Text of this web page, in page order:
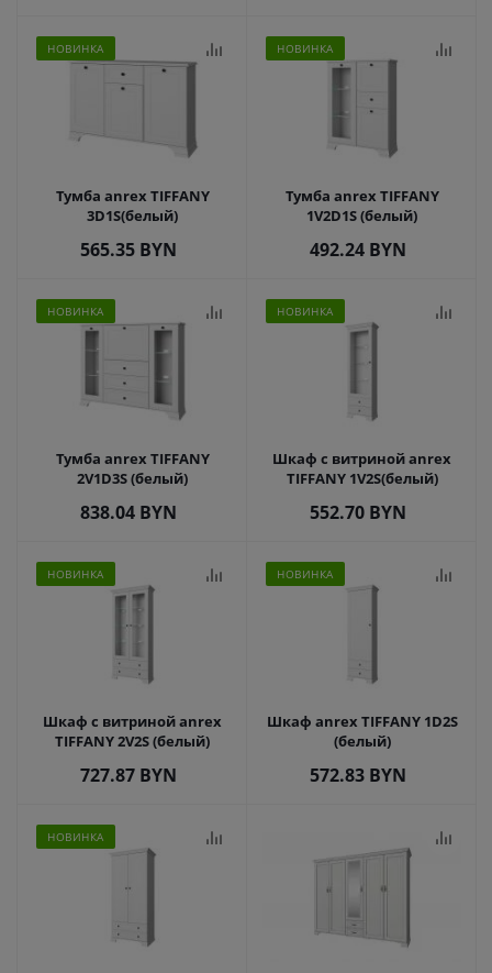
НОВИНКА
Тумба anrex TIFFANY
3D1S(белый)
565.35 BYN
НОВИНКА
Тумба anrex TIFFANY
1V2D1S (белый)
492.24 BYN
НОВИНКА
Тумба anrex TIFFANY
2V1D3S (белый)
838.04 BYN
НОВИНКА
Шкаф с витриной anrex
TIFFANY 1V2S(белый)
552.70 BYN
НОВИНКА
Шкаф с витриной anrex
TIFFANY 2V2S (белый)
727.87 BYN
НОВИНКА
Шкаф anrex TIFFANY 1D2S
(белый)
572.83 BYN
НОВИНКА